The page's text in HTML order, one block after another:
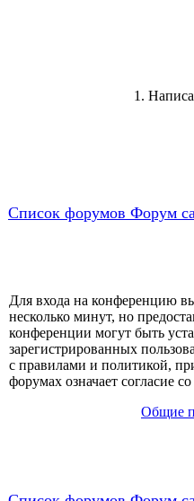
1.
Список форумов Форум
Для входа на конференцию
несколько минут, но
конференции могут быть
зарегистрированных
с правилами и политикой,
форумах означает согласие со
Общие